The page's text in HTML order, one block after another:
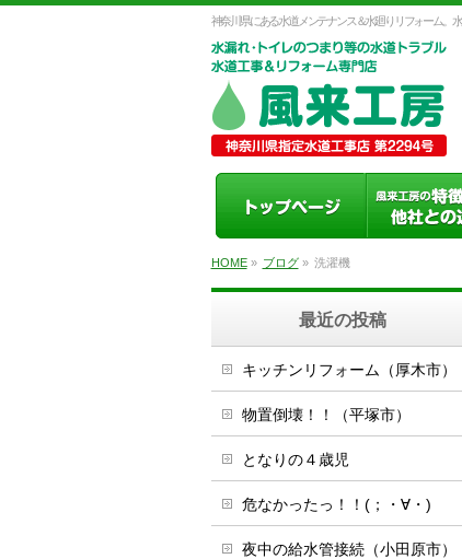
神奈川県にある水道メンテナンス＆水廻りリフォーム。
HOME» ブログ» 洗濯機
最近の投稿
キッチンリフォーム（厚木市）
物置倒壊！！（平塚市）
となりの４歳児
危なかったっ！！(；・∀・)
夜中の給水管接続（小田原市）